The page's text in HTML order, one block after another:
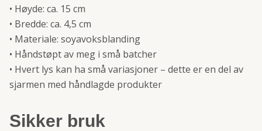
• Høyde: ca. 15 cm
• Bredde: ca. 4,5 cm
• Materiale: soyavoksblanding
• Håndstøpt av meg i små batcher
• Hvert lys kan ha små variasjoner – dette er en del av
sjarmen med håndlagde produkter
Sikker bruk